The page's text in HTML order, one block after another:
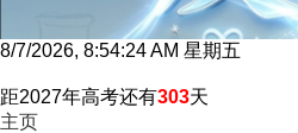
8/7/2026, 8:54:25 AM 星期五
距2027年高考还有303天
主页